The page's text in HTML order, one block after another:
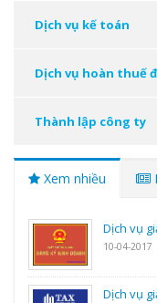
Dịch vụ kế toán
Dịch vụ hoàn thuế
Thành lập công ty
Xem nhiều
Dịch vụ
10-04-2017
Dịch vụ